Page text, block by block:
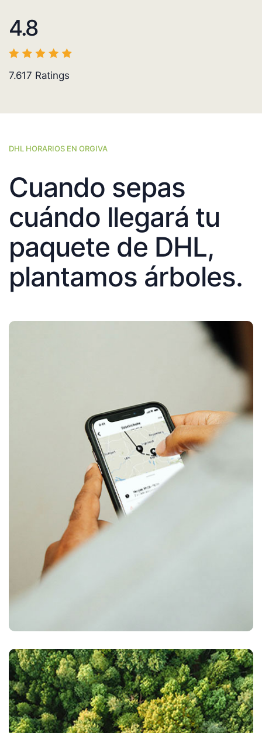
4.8
7.617 Ratings
DHL HORARIOS EN ORGIVA
Cuando sepas
cuándo llegará tu
paquete de DHL,
plantamos árboles.